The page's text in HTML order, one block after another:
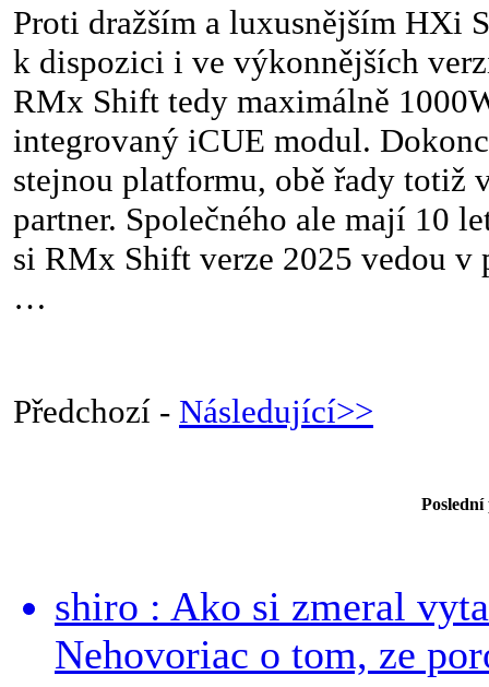
Proti dražším a luxusnějším HXi
k dispozici i ve výkonnějších
RMx Shift tedy maximálně
integrovaný iCUE modul.
stejnou platformu, obě řady totiž
partner. Společného ale mají 10
si RMx Shift verze 2025 vedou v
…
Předchozí - Následující>>
shiro : Ako si zmeral
Nehovoriac o tom, ze